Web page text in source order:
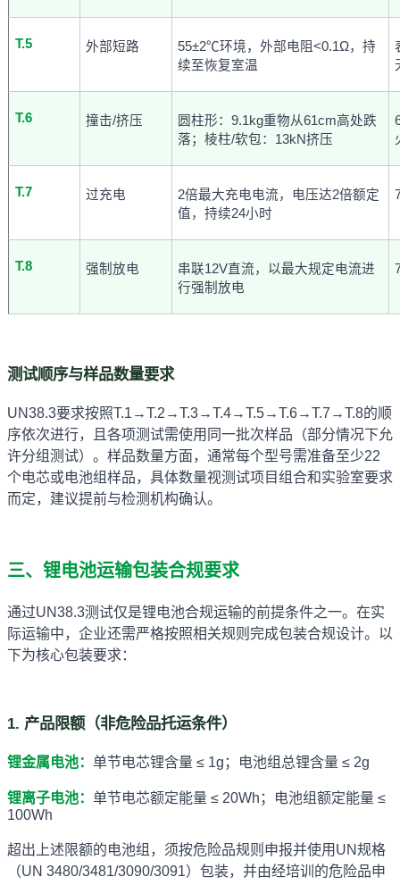
T.5 外部短路
55±2℃环境，外部电阻<0.1Ω，持
续至恢复室温
T.6 撞击/挤压
圆柱形：9.1kg重物从61cm高处跌
落；棱柱/软包：13kN挤压
T.7 过充电
2倍最大充电电流，电压达2倍额定
值，持续24小时
T.8 强制放电
串联12V直流，以最大规定电流进
行强制放电
测试顺序与样品数量要求
UN38.3要求按照T.1→T.2→T.3→T.4→T.5→T.6→T.7→T.8的顺
序依次进行，且各项测试需使用同一批次样品（部分情况下允
许分组测试）。样品数量方面，通常每个型号需准备至少22
个电芯或电池组样品，具体数量视测试项目组合和实验室要求
而定，建议提前与检测机构确认。
三、锂电池运输包装合规要求
通过UN38.3测试仅是锂电池合规运输的前提条件之一。在实
际运输中，企业还需严格按照相关规则完成包装合规设计。以
下为核心包装要求：
1. 产品限额（非危险品托运条件）
锂金属电池： 单节电芯锂含量 ≤ 1g；电池组总锂含量 ≤ 2g
锂离子电池： 单节电芯额定能量 ≤ 20Wh；电池组额定能量 ≤
100Wh
超出上述限额的电池组，须按危险品规则申报并使用UN规格
（UN 3480/3481/3090/3091）包装，并由经培训的危险品申